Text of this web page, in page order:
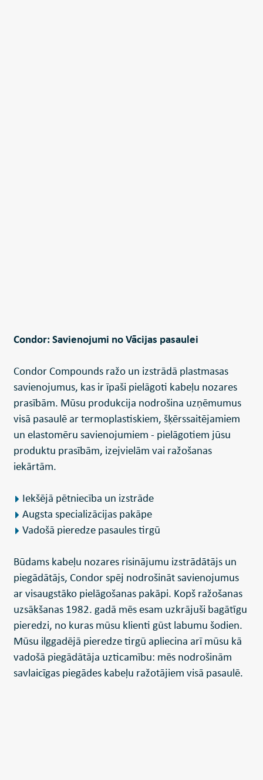
Condor: Savienojumi no Vācijas pasaulei
Condor Compounds ražo un izstrādā plastmasas
savienojumus, kas ir īpaši pielāgoti kabeļu nozares
prasībām. Mūsu produkcija nodrošina uzņēmumus
visā pasaulē ar termoplastiskiem, šķērssaitējamiem
un elastomēru savienojumiem - pielāgotiem jūsu
produktu prasībām, izejvielām vai ražošanas
iekārtām.
Iekšējā pētniecība un izstrāde
Augsta specializācijas pakāpe
Vadošā pieredze pasaules tirgū
Būdams kabeļu nozares risinājumu izstrādātājs un
piegādātājs, Condor spēj nodrošināt savienojumus
ar visaugstāko pielāgošanas pakāpi. Kopš ražošanas
uzsākšanas 1982. gadā mēs esam uzkrājuši bagātīgu
pieredzi, no kuras mūsu klienti gūst labumu šodien.
Mūsu ilggadējā pieredze tirgū apliecina arī mūsu kā
vadošā piegādātāja uzticamību: mēs nodrošinām
savlaicīgas piegādes kabeļu ražotājiem visā pasaulē.